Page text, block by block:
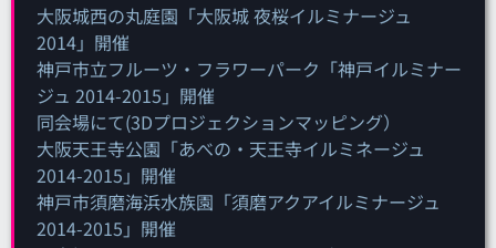
大阪城西の丸庭園「大阪城 夜桜イルミナージュ
2014」開催
神戸市立フルーツ・フラワーパーク「神戸イルミナー
ジュ 2014-2015」開催
同会場にて(3Dプロジェクションマッピング）
大阪天王寺公園「あべの・天王寺イルミネージュ
2014-2015」開催
神戸市須磨海浜水族園「須磨アクアイルミナージュ
2014-2015」開催